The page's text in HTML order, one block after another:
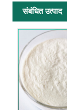
संबंधित उत्पाद